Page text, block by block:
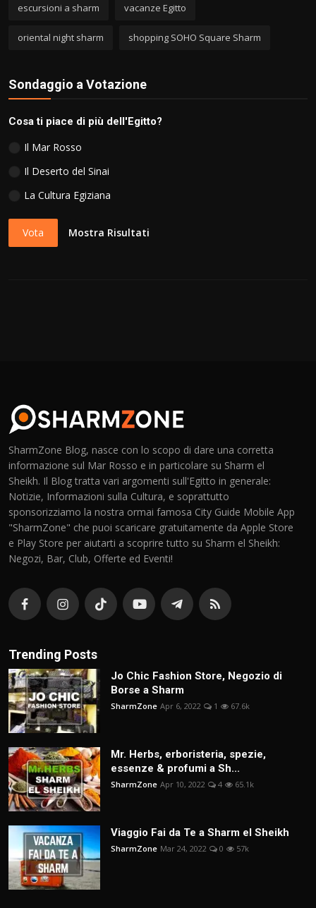
escursioni a sharm vacanze Egitto
oriental night sharm shopping SOHO Square Sharm
Sondaggio a Votazione
Cosa ti piace di più dell'Egitto?
Il Mar Rosso
Il Deserto del Sinai
La Cultura Egiziana
Vota Mostra Risultati
SharmZone Blog, nasce con lo scopo di dare una corretta
informazione sul Mar Rosso e in particolare su Sharm el
Sheikh. Il Blog tratta vari argomenti sull'Egitto in generale:
Notizie, Informazioni sulla Cultura, e soprattutto
sponsorizziamo la nostra ormai famosa City Guide Mobile App
"SharmZone" che puoi scaricare gratuitamente da Apple Store
e Play Store per aiutarti a scoprire tutto su Sharm el Sheikh:
Negozi, Bar, Club, Offerte ed Eventi!
Trending Posts
Jo Chic Fashion Store, Negozio di
Borse a Sharm
SharmZone Apr 6, 2022 1 67.6k
Mr. Herbs, erboristeria, spezie,
essenze & profumi a Sh...
SharmZone Apr 10, 2022 4 65.1k
Viaggio Fai da Te a Sharm el Sheikh
SharmZone Mar 24, 2022 0 57k